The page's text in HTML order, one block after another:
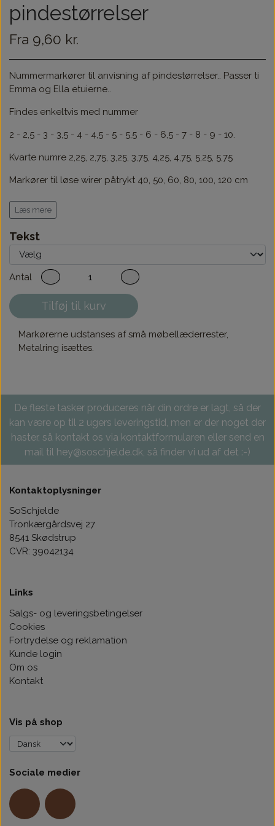
pindestørrelser
Fra 9,60 kr.
Nummermarkører til anvisning af pindestørrelser.. Passer ti
Emma og Ella etuierne..
Findes enkeltvis med nummer
2 - 2,5 - 3 - 3,5 - 4 - 4,5 - 5 - 5,5 - 6 - 6,5 - 7 - 8 - 9 - 10.
Kvarte numre 2,25, 2,75, 3,25, 3,75, 4,25, 4,75, 5,25, 5,75
Markører til løse wirer påtrykt 40, 50, 60, 80, 100, 120 cm
Eller i et sæt med 11 stk, der indeholder numrene
- 3,5 - 4 - 4,5 - 5 - 5,5 - 6 - 6,5 - 7
Læs mere
Tekst
Antal
Tilføj til kurv
Markørerne udstanses af små møbellæderrester,
Metalring isættes.
De fleste tasker produceres når din ordre er lagt, så der
kan være op til 2 ugers leveringstid, men er der noget der
haster, så kontakt os via kontaktformularen eller send en
mail til hey@soschjelde.dk, så finder vi ud af det :-)
Kontaktoplysninger
SoSchjelde
Tronkærgårdsvej 27
8541 Skødstrup
CVR: 39042134
Links
Salgs- og leveringsbetingelser
Cookies
Fortrydelse og reklamation
Kunde login
Om os
Kontakt
Vis på shop
Sociale medier